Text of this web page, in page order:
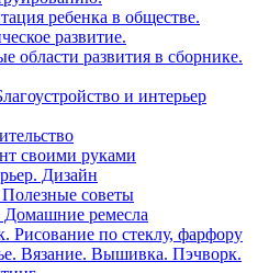
ребенка в обществе.
развитие.
области развития в сборнике.
и интерьер
своими руками
Дизайн
советы
Домашние ремесла
Рисование по стеклу, фарфору
Вязание. Вышивка. Пэчворк.